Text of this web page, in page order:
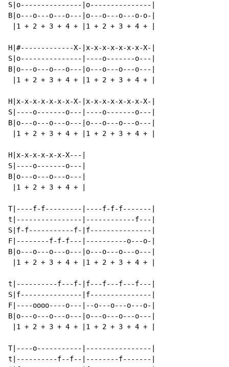
S|o---------------|o---------------|
B|o---o---o---o---|o---o---o---o-o-|
|1 + 2 + 3 + 4 + |1 + 2 + 3 + 4 + |
H|#-------------X-|x-x-x-x-x-x-x-X-|
S|o---------------|----o-------o---|
B|o---o---o---o---|o---o---o---o---|
|1 + 2 + 3 + 4 + |1 + 2 + 3 + 4 + |
H|x-x-x-x-x-x-x-X-|x-x-x-x-x-x-x-X-|
S|----o-------o---|----o-------o---|
B|o---o---o---o---|o---o---o---o---|
|1 + 2 + 3 + 4 + |1 + 2 + 3 + 4 + |
H|x-x-x-x-x-x-X---|
S|----o-------o---|
B|o---o---o---o---|
|1 + 2 + 3 + 4 + |
T|----f-f---------|----f-f-f-------|
t|----------------|------------f---|
S|f-f-----------f-|f---------------|
F|--------f-f-f---|----------o---o-|
B|o---o---o---o---|o---o---o---o---|
|1 + 2 + 3 + 4 + |1 + 2 + 3 + 4 + |
t|----------f---f-|f---f---f---f---|
S|f---------------|f---------------|
F|----oooo----o---|--o---o---o---o-|
B|o---o---o---o---|o---o---o---o---|
|1 + 2 + 3 + 4 + |1 + 2 + 3 + 4 + |
T|----o-----------|----------------|
t|----------f--f--|--------f-------|